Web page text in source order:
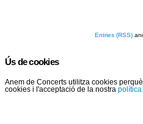
Entries (RSS)
Ús de cookies
Anem de Concerts utilitza cookies
cookies i l'acceptació de la nostra